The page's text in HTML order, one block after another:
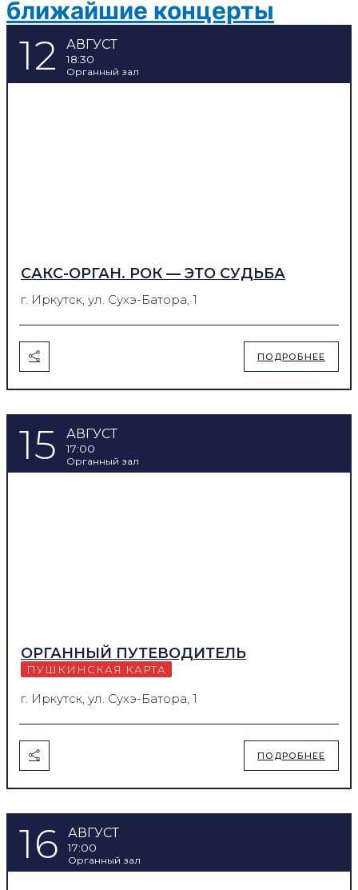
ближайшие концерты
12 АВГУСТ
18:30
Органный зал
САКС-ОРГАН. РОК — ЭТО СУДЬБА
г. Иркутск, ул. Сухэ-Батора, 1
ПОДРОБНЕЕ
15 АВГУСТ
17:00
Органный зал
ОРГАННЫЙ ПУТЕВОДИТЕЛЬ
ПУШКИНСКАЯ КАРТА
г. Иркутск, ул. Сухэ-Батора, 1
ПОДРОБНЕЕ
16 АВГУСТ
17:00
Органный зал